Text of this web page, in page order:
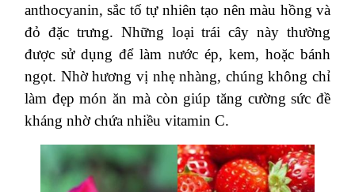
anthocyanin, sắc tố tự nhiên tạo nên màu hồng và
đỏ đặc trưng. Những loại trái cây này thường
được sử dụng để làm nước ép, kem, hoặc bánh
ngọt. Nhờ hương vị nhẹ nhàng, chúng không chỉ
làm đẹp món ăn mà còn giúp tăng cường sức đề
kháng nhờ chứa nhiều vitamin C​.